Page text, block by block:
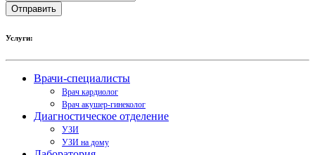
Услуги:
Врачи-специалисты
Врач кардиолог
Врач акушер-гинеколог
Диагностическое отделение
УЗИ
УЗИ на дому